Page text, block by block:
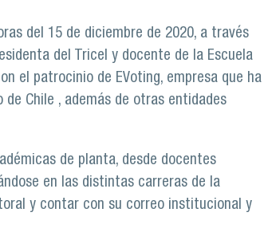
del 15 de diciembre de 2020, a través
del Tricel y docente de la Escuela
el patrocinio de EVoting, empresa que ha
Chile , además de otras entidades
de planta, desde docentes
en las distintas carreras de la
y contar con su correo institucional y